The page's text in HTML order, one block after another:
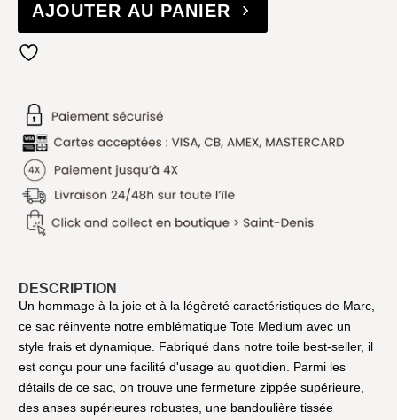
AJOUTER AU PANIER
DESCRIPTION
Un hommage à la joie et à la légèreté caractéristiques de Marc,
ce sac réinvente notre emblématique Tote Medium avec un
style frais et dynamique. Fabriqué dans notre toile best-seller, il
est conçu pour une facilité d'usage au quotidien. Parmi les
détails de ce sac, on trouve une fermeture zippée supérieure,
des anses supérieures robustes, une bandoulière tissée